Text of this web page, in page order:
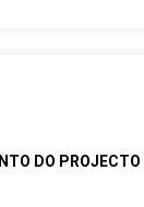
DO PROJECTO